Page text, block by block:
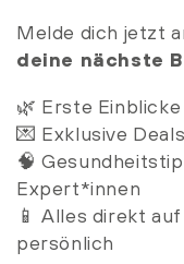
Melde dich jetzt
deine nächste
🌿 Erste
💌 Exklusive
🧠
Expert*innen
📱 Alles direkt
persönlich